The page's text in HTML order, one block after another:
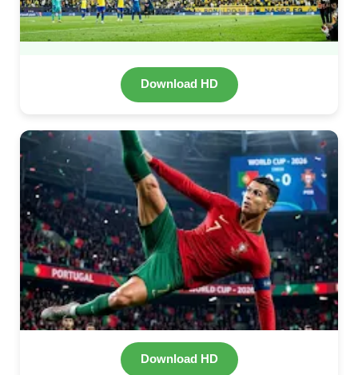
Download HD
Download HD